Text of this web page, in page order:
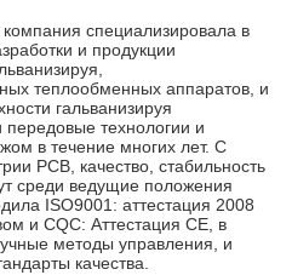
специализировала в
и продукции
теплообменных аппаратов, и
гальванизируя
технологии и
в течение многих лет. С
PCB, качество, стабильность
среди ведущие положения
ISO9001: аттестация 2008
и CQC: Аттестация CE, в
методы управления, и
качества.